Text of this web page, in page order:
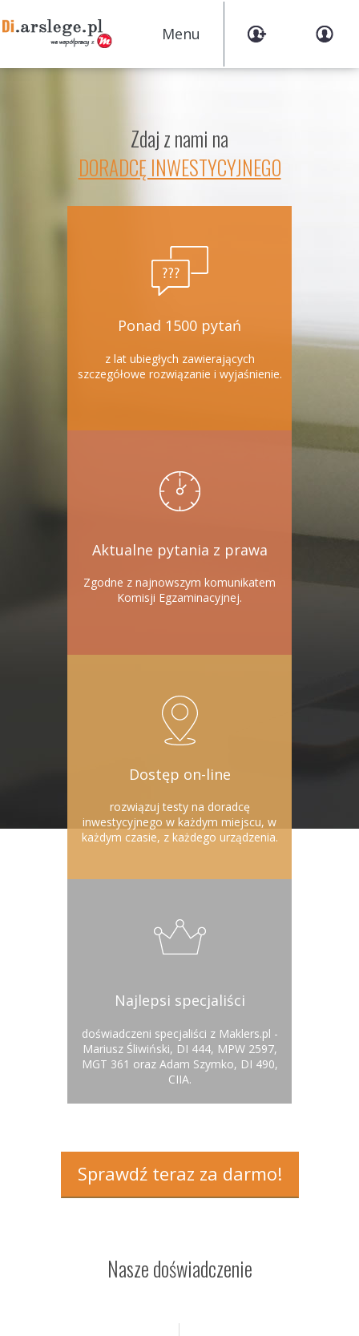
Menu
Zdaj z nami na
DORADCĘ INWESTYCYJNEGO
Ponad 1500 pytań
z lat ubiegłych zawierających
szczegółowe rozwiązanie i wyjaśnienie.
Aktualne pytania z prawa
Zgodne z najnowszym komunikatem
Komisji Egzaminacyjnej.
Dostęp on-line
rozwiązujtesty na doradcę
inwestycyjnego w każdym miejscu, w
każdym czasie, z każdego urządzenia.
Najlepsi specjaliści
doświadczeni specjaliści z Maklers.pl -
Mariusz Śliwiński, DI 444, MPW 2597,
MGT 361 oraz Adam Szymko, DI 490,
CIIA.
Sprawdź teraz za darmo!
Nasze doświadczenie